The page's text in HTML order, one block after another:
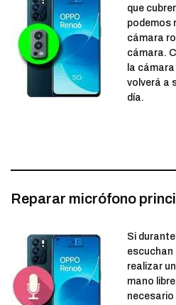
que
podemos
cámara
cámara.
la
volverá a
día.
Reparar micrófono
Si
escuchan
realizar
mano